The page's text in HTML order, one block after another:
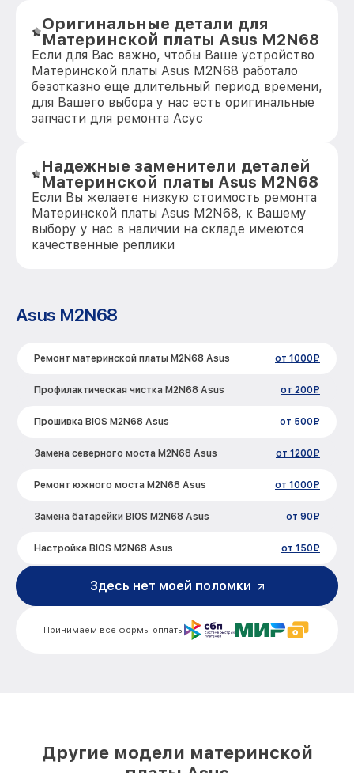
Оригинальные детали для
Материнской платы Asus M2N68
Если для Вас важно, чтобы Ваше устройство
Материнской платы Asus M2N68 работало
безотказно еще длительный период времени,
для Вашего выбора у нас есть оригинальные
запчасти для ремонта Асус
Надежные заменители деталей
Материнской платы Asus M2N68
Если Вы желаете низкую стоимость ремонта
Материнской платы Asus M2N68, к Вашему
выбору у нас в наличии на складе имеются
качественные реплики
Asus M2N68
Ремонт материнской платы M2N68 Asus от 1000₽
Профилактическая чистка M2N68 Asus от 200₽
Прошивка BIOS M2N68 Asus от 500₽
Замена северного моста M2N68 Asus от 1200₽
Ремонт южного моста M2N68 Asus от 1000₽
Замена батарейки BIOS M2N68 Asus от 90₽
Настройка BIOS M2N68 Asus от 150₽
Принимаем все формы оплаты
Здесь нет моей поломки
Другие модели материнской